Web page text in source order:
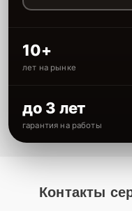
10+
лет на рынке
до 3 лет
гарантия на работы
Контакты